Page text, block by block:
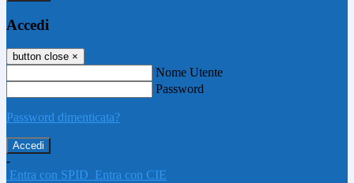
Accedi
button close ×
Nome Utente
Password
Password dimenticata?
-
Entra con SPID Entra con CIE